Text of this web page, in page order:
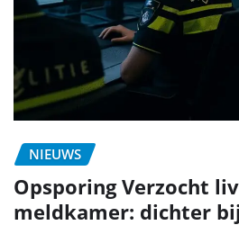
NIEUWS
Opsporing Verzocht
meldkamer: dichter